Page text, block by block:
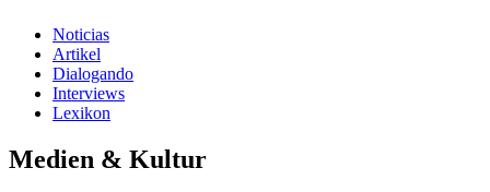
Noticias
Artikel
Dialogando
Interviews
Lexikon
Medien & Kultur